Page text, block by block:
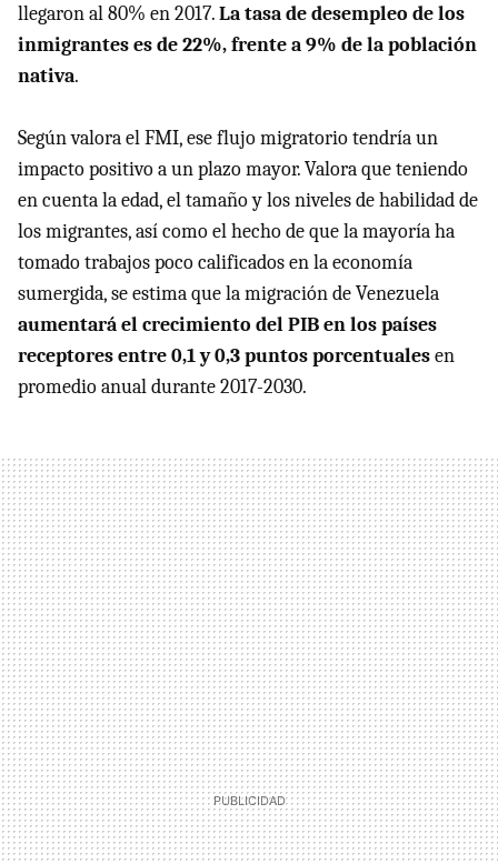
llegaron al 80% en 2017.La tasa de desempleo de los
inmigrantes es de 22%, frente a 9% de la población
nativa.
Según valora el FMI, ese flujo migratorio tendría un
impacto positivo a un plazo mayor. Valora que teniendo
en cuenta la edad, el tamaño y los niveles de habilidad de
los migrantes, así como el hecho de que la mayoría ha
tomado trabajos poco calificados en la economía
sumergida, se estima que la migración de Venezuela
aumentará el crecimiento del PIB en los países
receptores entre 0,1 y 0,3 puntos porcentualesen
promedio anual durante 2017-2030.